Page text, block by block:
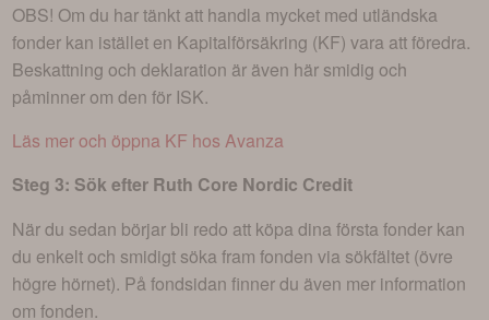
OBS! Om du har tänkt att handla mycket med utländska
fonder kan istället en Kapitalförsäkring (KF) vara att föredra.
Beskattning och deklaration är även här smidig och
påminner om den för ISK.
Läs mer och öppna KF hos Avanza
Steg 3: Sök efter Ruth Core Nordic Credit
När du sedan börjar bli redo att köpa dina första fonder kan
du enkelt och smidigt söka fram fonden via sökfältet (övre
högre hörnet). På fondsidan finner du även mer information
om fonden.